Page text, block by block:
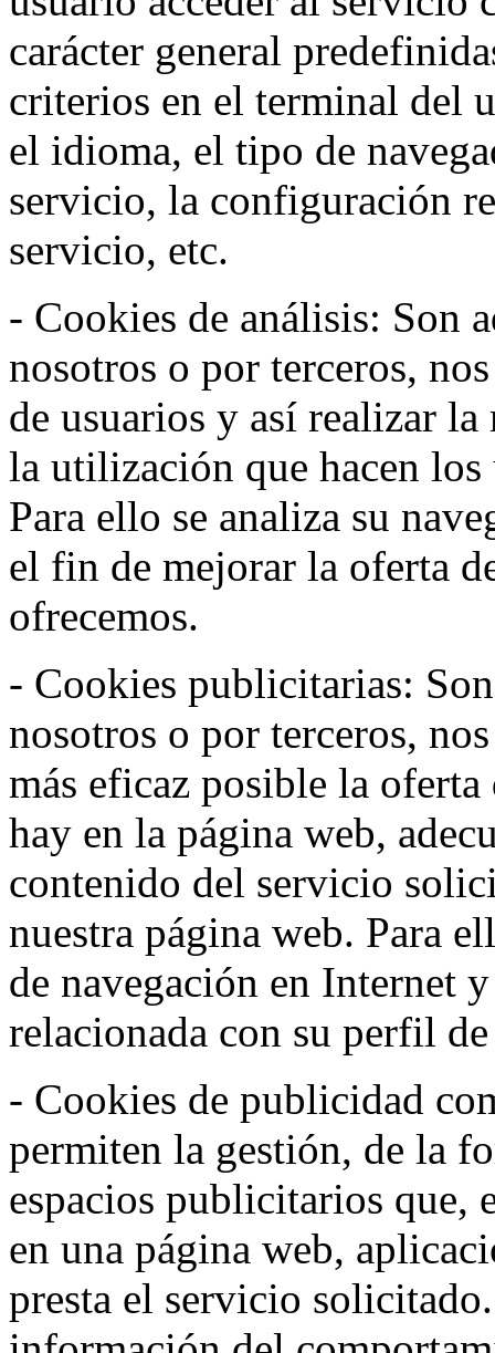
carácter general
criterios en el terminal del
el idioma, el tipo de
servicio, la configuración
servicio, etc.
- Cookies de análisis: Son
nosotros o por terceros,
de usuarios y así realizar
la utilización que hacen
Para ello se analiza su
el fin de mejorar la oferta
ofrecemos.
- Cookies publicitarias:
nosotros o por terceros,
más eficaz posible la
hay en la página web,
contenido del servicio
nuestra página web. Para
de navegación en Internet
relacionada con su perfil
- Cookies de publicidad
permiten la gestión, de la
espacios publicitarios que,
en una página web,
presta el servicio